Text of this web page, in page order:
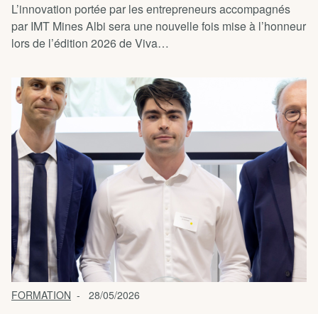
L’innovation portée par les entrepreneurs accompagnés
par IMT Mines Albi sera une nouvelle fois mise à l’honneur
lors de l’édition 2026 de Viva…
FORMATION 28/05/2026